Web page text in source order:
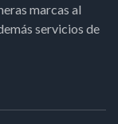
marcas al
servicios de